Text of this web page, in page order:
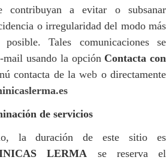
contribuyan a evitar o subsanar
o irregularidad del modo más
Tales comunicaciones se
mail usando la opción Contacta con
contacta de laweb o directamente
de servicios
la duración de este sitio es
LERMA se reserva el